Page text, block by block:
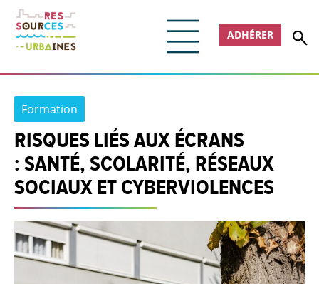
ADHÉRER
Formation
RISQUES LIÉS AUX ÉCRANS
: SANTÉ, SCOLARITÉ, RÉSEAUX
SOCIAUX ET CYBERVIOLENCES